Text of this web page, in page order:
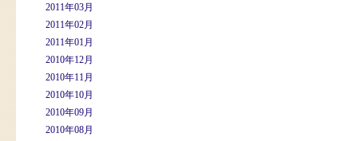
2011年03月
2011年02月
2011年01月
2010年12月
2010年11月
2010年10月
2010年09月
2010年08月